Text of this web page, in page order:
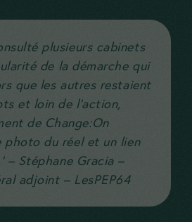
plusieurs cabinets
de la démarche qui
que les autres restaient
et loin de l’action,
de Change:On
photo du réel et un lien
– Stéphane Gracia –
adjoint – LesPEP64